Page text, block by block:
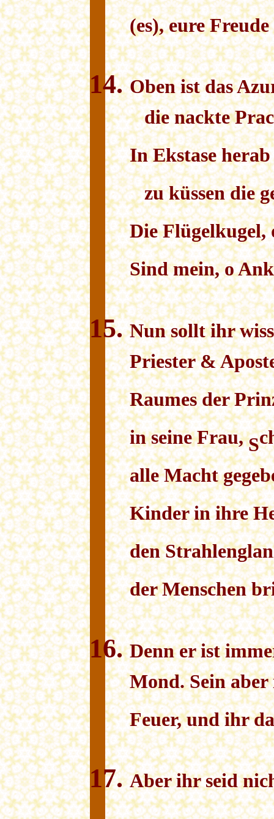
(es), eure
Oben ist das
die nackte
In Ekstase
zu küssen die
Die Flügelkugel,
Sind mein, o
Nun sollt ihr
Priester &
Raumes der
in seine Frau,S
alle Macht
Kinder in ihre
den
der Menschen
Denn er ist
Mond. Sein aber
Feuer, und ihr
Aber ihr seid